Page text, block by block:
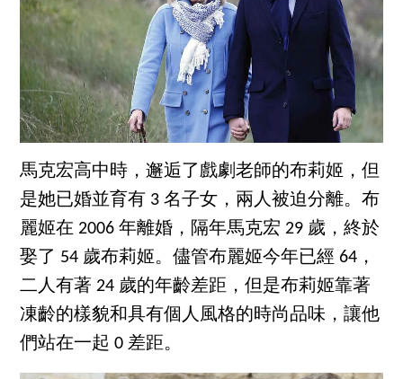
馬克宏高中時，邂逅了戲劇老師的布莉姬，但
是她已婚並育有 3 名子女，兩人被迫分離。布
麗姬在 2006 年離婚，隔年馬克宏 29 歲，終於
娶了 54 歲布莉姬。儘管布麗姬今年已經 64，
二人有著 24 歲的年齡差距，但是布莉姬靠著
凍齡的樣貌和具有個人風格的時尚品味，讓他
們站在一起 0 差距。